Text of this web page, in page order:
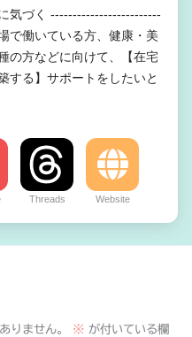
気づく -------------------------
で働いている方、健康・美
の方などに向けて、【在宅
する】サポートをしたいと
Threads Website
りません。 ※ が付いている欄